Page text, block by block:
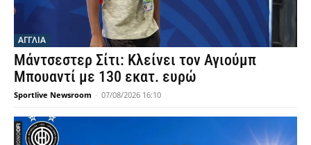
ΑΓΓΛΙΑ
Μάντσεστερ Σίτι: Κλείνει τον Αγιούμπ
Μπουαντί με 130 εκατ. ευρώ
Sportlive Newsroom - 07/08/2026 16:10